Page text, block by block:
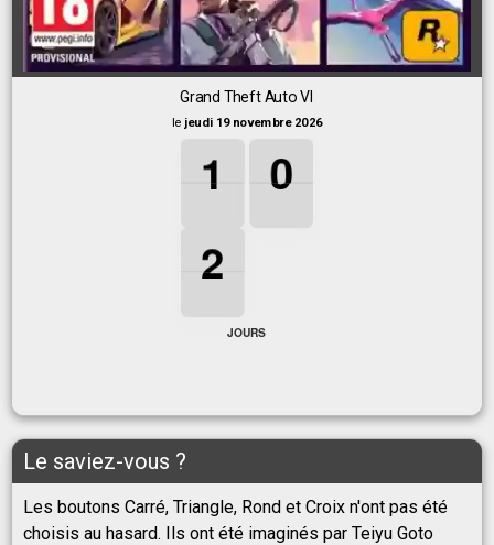
Grand Theft Auto VI
le jeudi 19 novembre 2026
1
1
1
1 0
0
0
0
2
2
2
2
JOURS
Le saviez-vous ?
Les boutons Carré, Triangle, Rond et Croix n'ont pas été
choisis au hasard. Ils ont été imaginés par Teiyu Goto